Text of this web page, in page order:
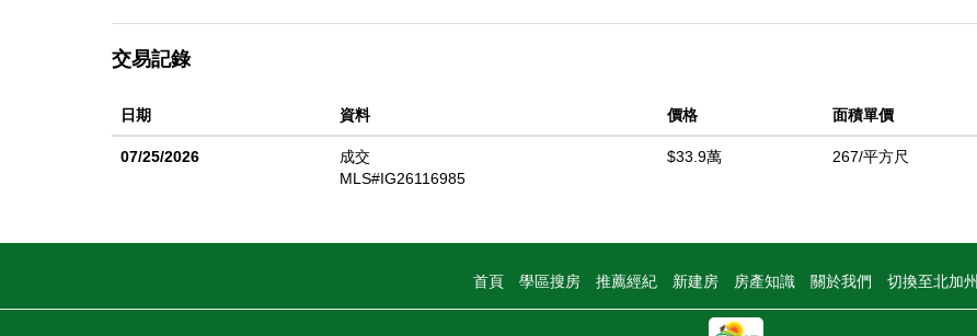
patio to welcome you. Crest Estates is just off Hwy 173 in a private treed setting, but minutes to the lake and historic Lake
Enjoy the summer concerts, rent a boat or stroll the village, all at your back door.
交易記錄
日期 資料 價格 面積單價
07/25/2026
成交
MLS#IG26116985
$33.9萬 267/平方尺
首頁 學區搜房 推薦經紀 新建房 房產知識 關於我們 切換至北加州